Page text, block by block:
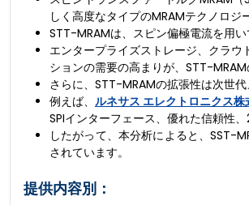
しく高度なタイプのMRAMテクノロジ
STT-MRAMは、スピン偏極電流を用
エンタープライズストレージ、クラ
ションの需要の高まりが、STT-MRAM
さらに、STT-MRAMの拡張性は次世
例えば、 ルネサス エレクトロニクス
SPIインターフェース、優れた信頼性
したがって、本分析によると、SST-
されています。
提供内容別：